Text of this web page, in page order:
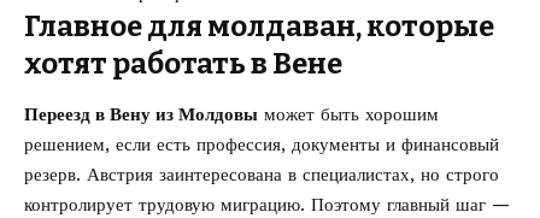
Главное для молдаван, которые
хотят работать в Вене
Переезд в Вену из Молдовы может быть хорошим
решением, если есть профессия, документы и финансовый
резерв. Австрия заинтересована в специалистах, но строго
контролирует трудовую миграцию. Поэтому главный шаг —